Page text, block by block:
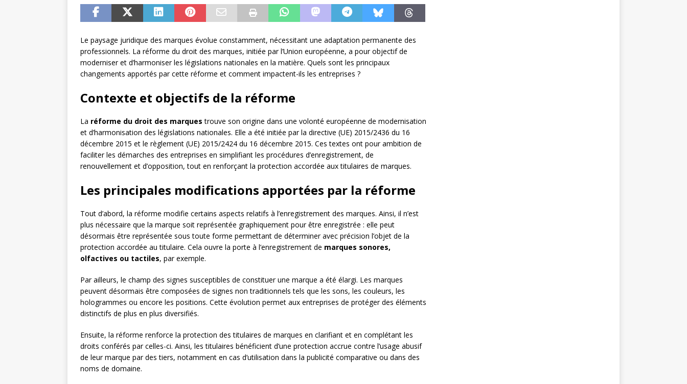
Le paysage juridique des marques évolue constamment, nécessitant une adaptation permanente des
professionnels. La réforme du droit des marques, initiée par l’Union européenne, a pour objectif de
moderniser et d’harmoniser les législations nationales en la matière. Quels sont les principaux
changements apportés par cette réforme et comment impactent-ils les entreprises ?
Contexte et objectifs de la réforme
La réforme du droit des marques trouve son origine dans une volonté européenne de modernisation
et d’harmonisation des législations nationales. Elle a été initiée par la directive (UE) 2015/2436 du 16
décembre 2015 et le règlement (UE) 2015/2424 du 16 décembre 2015. Ces textes ont pour ambition de
faciliter les démarches des entreprises en simplifiant les procédures d’enregistrement, de
renouvellement et d’opposition, tout en renforçant la protection accordée aux titulaires de marques.
Les principales modifications apportées par la réforme
Tout d’abord, la réforme modifie certains aspects relatifs à l’enregistrement des marques. Ainsi, il n’est
plus nécessaire que la marque soit représentée graphiquement pour être enregistrée : elle peut
désormais être représentée sous toute forme permettant de déterminer avec précision l’objet de la
protection accordée au titulaire. Cela ouvre la porte à l’enregistrement de marques sonores,
olfactives ou tactiles, par exemple.
Par ailleurs, le champ des signes susceptibles de constituer une marque a été élargi. Les marques
peuvent désormais être composées de signes non traditionnels tels que les sons, les couleurs, les
hologrammes ou encore les positions. Cette évolution permet aux entreprises de protéger des éléments
distinctifs de plus en plus diversifiés.
Ensuite, la réforme renforce la protection des titulaires de marques en clarifiant et en complétant les
droits conférés par celles-ci. Ainsi, les titulaires bénéficient d’une protection accrue contre l’usage abusif
de leur marque par des tiers, notamment en cas d’utilisation dans la publicité comparative ou dans des
noms de domaine.